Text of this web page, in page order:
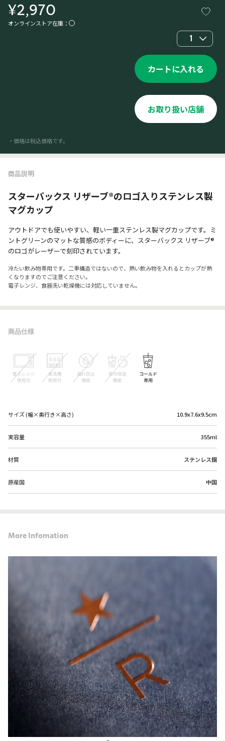
¥2,970
オンラインストア在庫：
1
カートに入れる
お取り扱い店舗
・価格は税込価格です。
商品説明
スターバックス リザーブ®のロゴ入りステンレス製
マグカップ
アウトドアでも使いやすい、軽い一重ステンレス製マグカップです。ミ
ントグリーンのマットな質感のボディーに、スターバックス リザーブ®
のロゴがレーザーで刻印されています。
冷たい飲み物専用です。二重構造ではないので、熱い飲み物を入れるとカップが熱
くなりますのでご注意ください。
電子レンジ、食器洗い乾燥機には対応していません。
商品仕様
サイズ (幅×奥行き×高さ) 10.9x7.6x9.5cm
実容量 355ml
材質 ステンレス鋼
原産国 中国
More Infomation